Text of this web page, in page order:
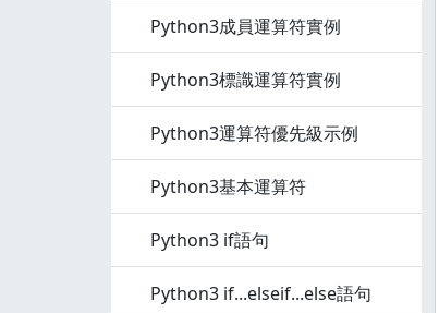
Python3成員運算符實例
Python3標識運算符實例
Python3運算符優先級示例
Python3基本運算符
Python3 if語句
Python3 if...elseif...else語句